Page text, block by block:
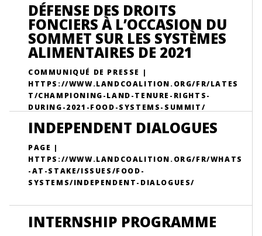
DÉFENSE DES DROITS
FONCIERS À L’OCCASION DU
SOMMET SUR LES SYSTÈMES
ALIMENTAIRES DE 2021
COMMUNIQUÉ DE PRESSE |
HTTPS://WWW.LANDCOALITION.ORG/FR/LATES
T/CHAMPIONING-LAND-TENURE-RIGHTS-
DURING-2021-FOOD-SYSTEMS-SUMMIT/
INDEPENDENT DIALOGUES
PAGE |
HTTPS://WWW.LANDCOALITION.ORG/FR/WHATS
-AT-STAKE/ISSUES/FOOD-
SYSTEMS/INDEPENDENT-DIALOGUES/
INTERNSHIP PROGRAMME